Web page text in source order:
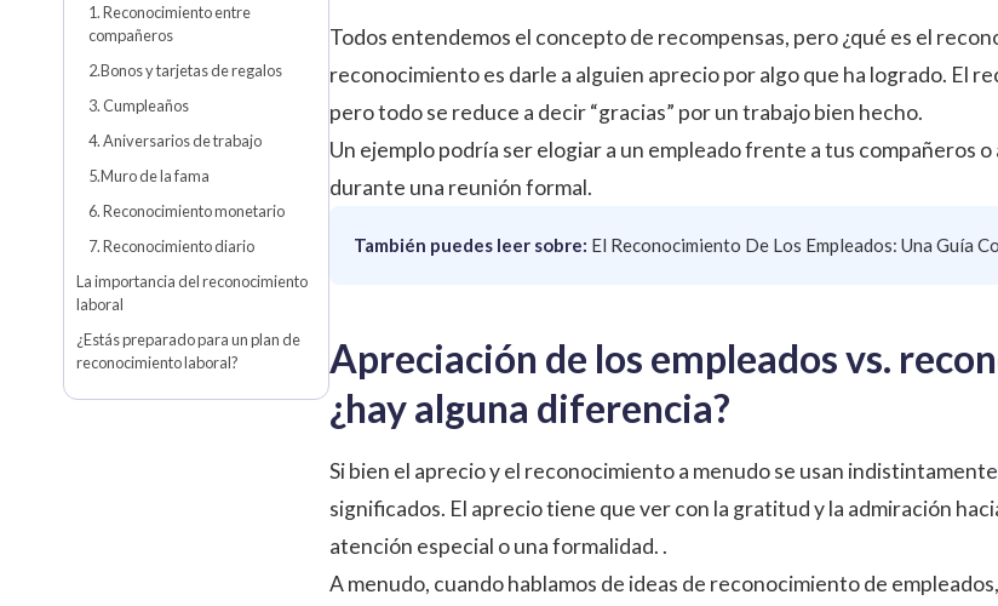
1. Reconocimiento entre
compañeros
2.Bonos y tarjetas de regalos
3. Cumpleaños
4. Aniversarios de trabajo
5.Muro de la fama
6. Reconocimiento monetario
7. Reconocimiento diario
La importancia del reconocimiento
laboral
¿Estás preparado para un plan de
reconocimiento laboral?
Todos entendemos el concepto de recompensas, pero ¿qué es el
reconocimiento es darle a alguien aprecio por algo que ha logrado. El
pero todo se reduce a decir “gracias” por un trabajo bien hecho.
Un ejemplo podría ser elogiar a un empleado frente a tus compañeros
durante una reunión formal.
También puedes leer sobre: El Reconocimiento De Los Empleados: Una Guía
Apreciación de los empleados vs.
¿hay alguna diferencia?
Si bien el aprecio y el reconocimiento a menudo se usan
significados. El aprecio tiene que ver con la gratitud y la admiración
atención especial o una formalidad. .
A menudo, cuando hablamos de ideas de reconocimiento de